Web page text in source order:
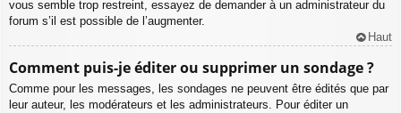
vous semble trop restreint, essayez de demander à un administrateur du
forum s’il est possible de l’augmenter.
Haut
Comment puis-je éditer ou supprimer un sondage ?
Comme pour les messages, les sondages ne peuvent être édités que par
leur auteur, les modérateurs et les administrateurs. Pour éditer un